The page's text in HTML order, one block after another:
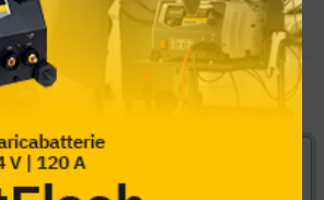
VAI ALLA SOLUZIONE